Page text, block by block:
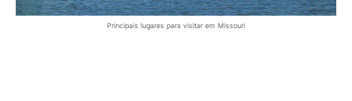
Principais lugares para visitar em Missouri